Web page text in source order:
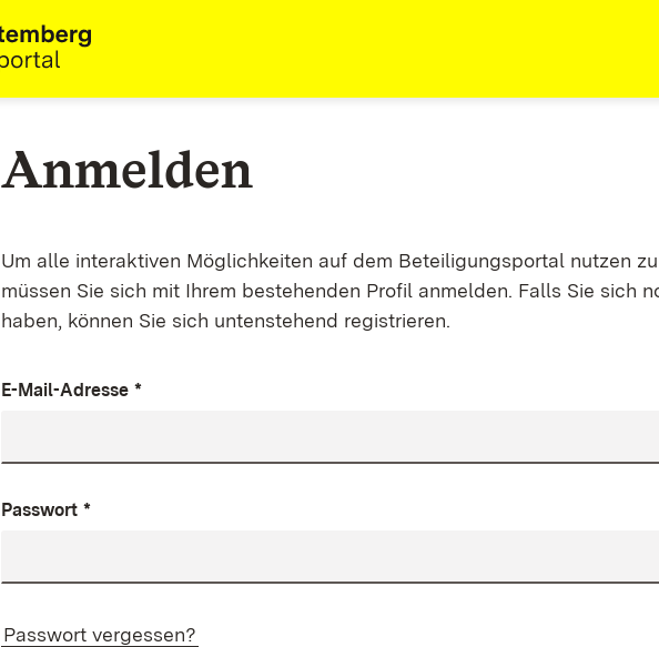
Anmelden
Um alle interaktiven Möglichkeiten auf dem Beteiligungsportal nutzen
müssen Sie sich mit Ihrem bestehenden Profil anmelden. Falls Sie sich
haben, können Sie sich untenstehend registrieren.
E-Mail-Adresse *
Passwort *
Passwort vergessen?